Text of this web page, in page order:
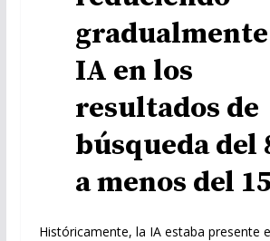
IA en los
resultados de
búsqueda del
a menos del
Históricamente, la IA estaba presente